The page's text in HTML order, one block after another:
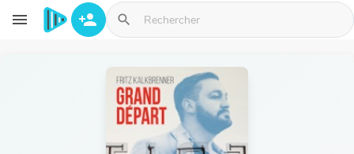
Aller au contenu principal
menu person_add search